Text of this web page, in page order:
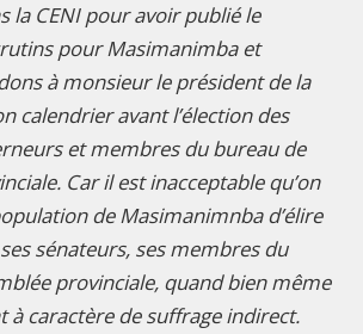
la CENI pour avoir publié le
pour Masimanimba et
à monsieur le président de la
calendrier avant l’élection des
et membres du bureau de
Car il est inacceptable qu’on
de Masimanimnba d’élire
sénateurs, ses membres du
provinciale, quand bien même
à caractère de suffrage indirect.